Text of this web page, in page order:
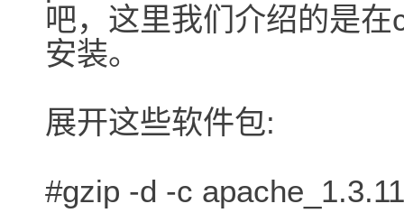
吧，这里我们介绍的是在
安装。
展开这些软件包:
#gzip -d -c